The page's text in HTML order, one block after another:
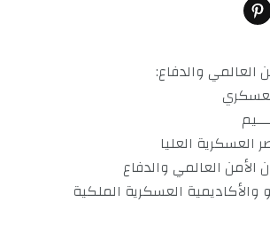
والدفاع:
العسكرية العليا
العالمي والدفاع
والأكاديمية العسكرية الملكية